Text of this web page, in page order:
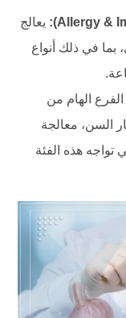
يعالج
بما في ذلك أنواع
الفرع الهام من
السن، معالجة
تواجه هذه الفئة